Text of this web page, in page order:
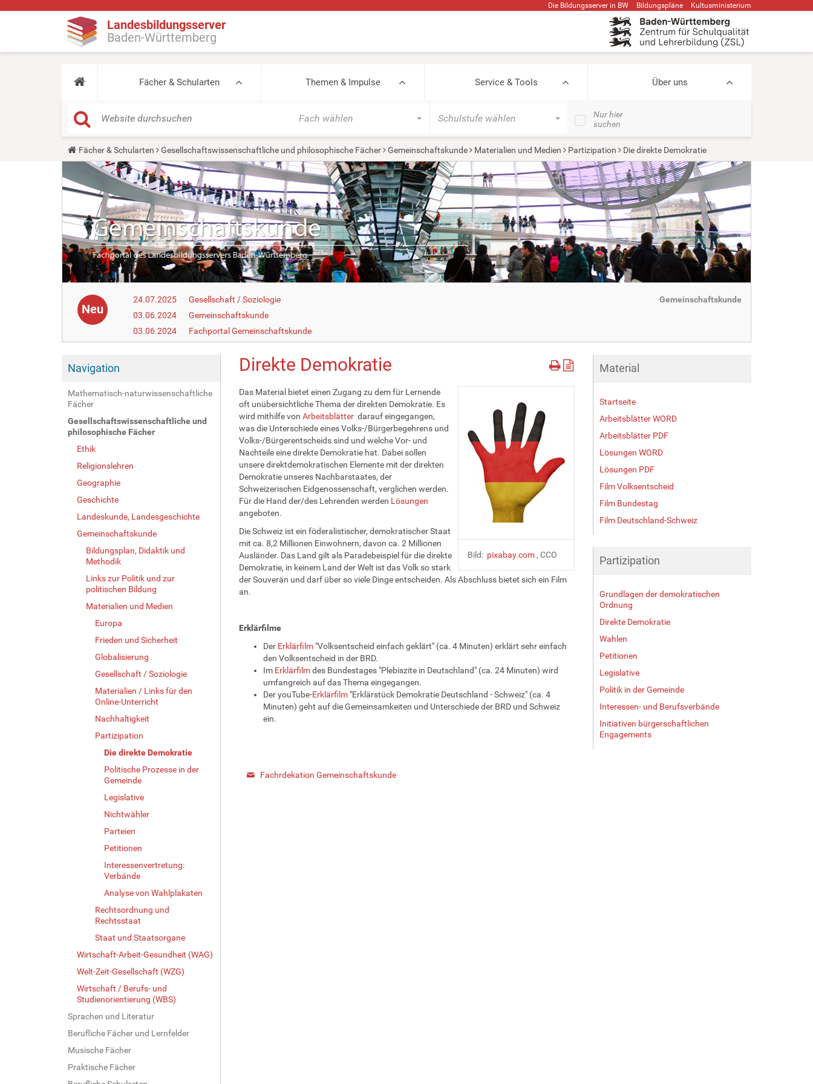
Die Bildungsserver in BW Bildungspläne Kultusministerium
Landesbildungsserver
Baden-Württemberg
Fächer & Schularten Themen & Impulse Service & Tools Über uns
Fach wählen Schulstufe wählen
Nur hier
suchen
Y
o
a
r
e
e
:
Fächer & Schularten Gesellschaftswissenschaftliche und philosophische Fächer Gemeinschaftskunde Materialien und Medien Partizipation Die direkte Demokratie
Neu
24.07.2025
Gesellschaft / Soziologie
03.06.2024
Gemeinschaftskunde
03.06.2024
Fachportal Gemeinschaftskunde
Gemeinschaftskunde
Navigation
Mathematisch-naturwissenschaftliche
Fächer
Gesellschaftswissenschaftliche und
philosophische Fächer
Ethik
Religionslehren
Geographie
Geschichte
Landeskunde, Landesgeschichte
Gemeinschaftskunde
Bildungsplan, Didaktik und
Methodik
Links zur Politik und zur
politischen Bildung
Materialien und Medien
Europa
Frieden und Sicherheit
Globalisierung
Gesellschaft / Soziologie
Materialien / Links für den
Online-Unterricht
Nachhaltigkeit
Partizipation
Die direkte Demokratie
Politische Prozesse in der
Gemeinde
Legislative
Nichtwähler
Parteien
Petitionen
Interessenvertretung:
Verbände
Analyse von Wahlplakaten
Rechtsordnung und
Rechtsstaat
Staat und Staatsorgane
Wirtschaft-Arbeit-Gesundheit (WAG)
Welt-Zeit-Gesellschaft (WZG)
Wirtschaft / Berufs- und
Studienorientierung (WBS)
Sprachen und Literatur
Berufliche Fächer und Lernfelder
Musische Fächer
Praktische Fächer
Direkte Demokratie
Bild: pixabay.com , CCO
Das Material bietet einen Zugang zu dem für Lernende
oft unübersichtliche Thema der direkten Demokratie. Es
wird mithilfe von Arbeitsblätter darauf eingegangen,
was die Unterschiede eines Volks-/Bürgerbegehrens und
Volks-/Bürgerentscheids sind und welche Vor- und
Nachteile eine direkte Demokratie hat. Dabei sollen
unsere direktdemokratischen Elemente mit der direkten
Demokratie unseres Nachbarstaates, der
Schweizerischen Eidgenossenschaft, verglichen werden.
Für die Hand der/des Lehrenden werden Lösungen
angeboten.
Die Schweiz ist ein föderalistischer, demokratischer Staat
mit ca. 8,2 Millionen Einwohnern, davon ca. 2 Millionen
Ausländer. Das Land gilt als Paradebeispiel für die direkte
Demokratie, in keinem Land der Welt ist das Volk so stark
der Souverän und darf über so viele Dinge entscheiden. Als Abschluss bietet sich ein Film
an.
Erklärfilme
Der Erklärfilm"Volksentscheid einfach geklärt" (ca. 4 Minuten) erklärt sehr einfach
den Volksentscheid in der BRD.
Im Erklärfilmdes Bundestages "Plebiszite in Deutschland" (ca. 24 Minuten) wird
umfangreich auf das Thema eingegangen.
Der youTube-Erklärfilm "Erklärstück Demokratie Deutschland - Schweiz" (ca. 4
Minuten) geht auf die Gemeinsamkeiten und Unterschiede der BRD und Schweiz
ein.
Fachrdekation Gemeinschaftskunde
Material
Startseite
Arbeitsblätter WORD
Arbeitsblätter PDF
Lösungen WORD
Lösungen PDF
Film Volksentscheid
Film Bundestag
Film Deutschland-Schweiz
Partizipation
Grundlagen der demokratischen
Ordnung
Direkte Demokratie
Wahlen
Petitionen
Legislative
Politik in der Gemeinde
Interessen- und Berufsverbände
Initiativen bürgerschaftlichen
Engagements